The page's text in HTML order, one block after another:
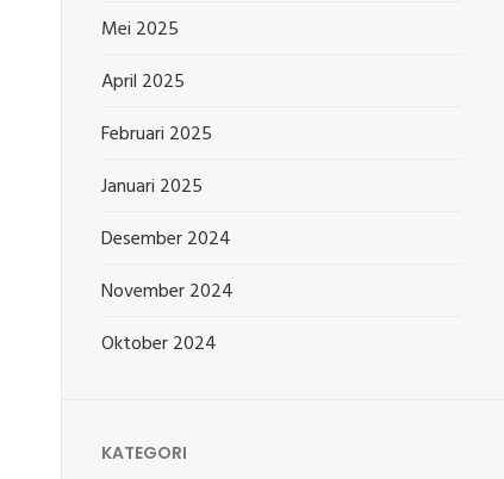
Mei 2025
April 2025
Februari 2025
Januari 2025
Desember 2024
November 2024
Oktober 2024
KATEGORI